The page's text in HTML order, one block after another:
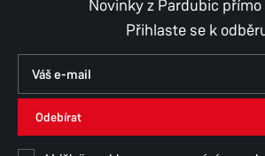
Novinky z Pardubic přímo
Přihlaste se k
Odebírat